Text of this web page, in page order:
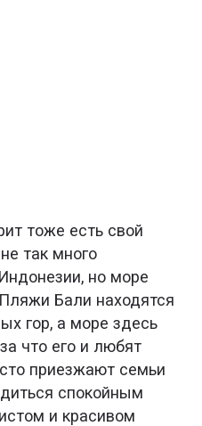
тоже есть свой
так много
но море
Бали находятся
гор, а море здесь
что его и любят
приезжают семьи
спокойным
и красивом